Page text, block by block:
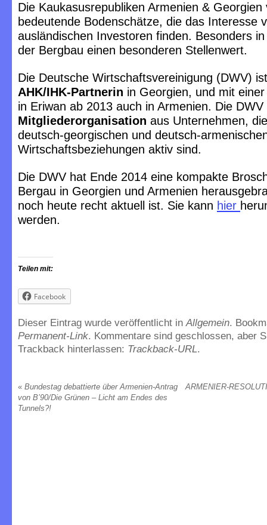
Die Kaukasusrepubliken Armenien &
bedeutende Bodenschätze, die das Interesse
ausländischen Investoren finden. Besonders
der Bergbau einen besonderen Stellenwert.
Die Deutsche Wirtschaftsvereinigung (DWV)
AHK/IHK-Partnerin in Georgien, und mit
in Eriwan ab 2013 auch in Armenien. Die DWV
Mitgliederorganisation aus Unternehmen,
deutsch-georgischen und deutsch-
Wirtschaftsbeziehungen aktiv sind.
Die DWV hat Ende 2014 eine kompakte
Bergau in Georgien und Armenien
noch heute recht aktuell ist. Sie kann hier
werden.
Teilen mit:
Facebook
Dieser Eintrag wurde veröffentlicht inAllgemein.
Permanent-Link. Kommentare sind geschlossen, aber
Trackback hinterlassen: Trackback-URL.
« Bundestag debattierte über Armenien-Antrag
von B’90/Die Grünen – Licht am Endes des
Tunnels?!
ARMENIER-